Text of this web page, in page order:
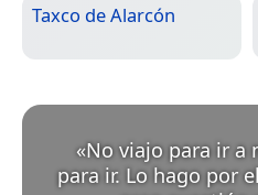
Taxco de Alarcón
«No viajo para ir a
para ir. Lo hago por